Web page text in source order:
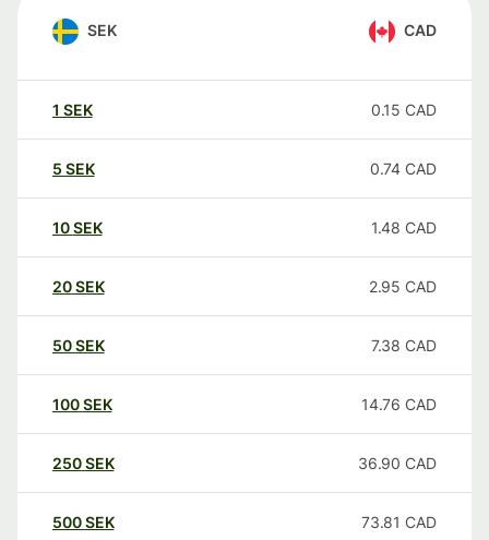
SEK CAD
1 SEK 0.15 CAD
5 SEK 0.74 CAD
10SEK 1.48 CAD
20SEK 2.95 CAD
50SEK 7.38 CAD
100SEK 14.76 CAD
250SEK 36.90 CAD
500SEK 73.81 CAD